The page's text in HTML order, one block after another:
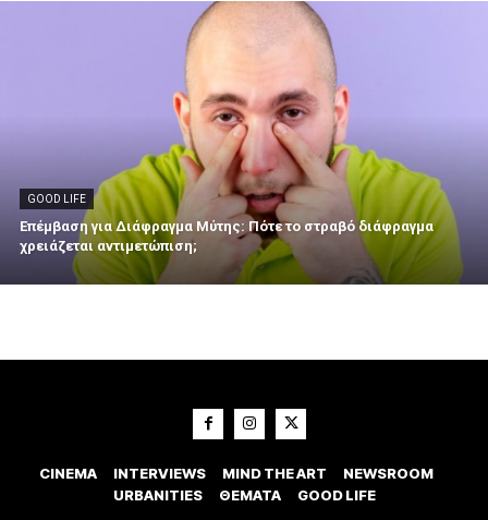
GOOD LIFE
Επέμβαση για Διάφραγμα Μύτης: Πότε το στραβό διάφραγμα
χρειάζεται αντιμετώπιση;
CINEMA INTERVIEWS MIND THE ART
NEWSROOM
URBANITIES
ΘΕΜΑΤΑ GOOD LIFE